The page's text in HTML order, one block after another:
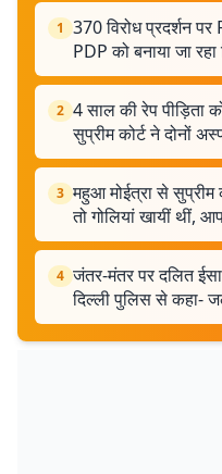
1 370 विरोध प्रदर्शन
PDP को बनाया जा
2 4 साल की रेप पीड़िता
सुप्रीम कोर्ट ने दोनों
3 महुआ मोईत्रा से सुप्रीम
तो गोलियां खायीं थीं,
4 जंतर-मंतर पर दलित
दिल्ली पुलिस से कहा-